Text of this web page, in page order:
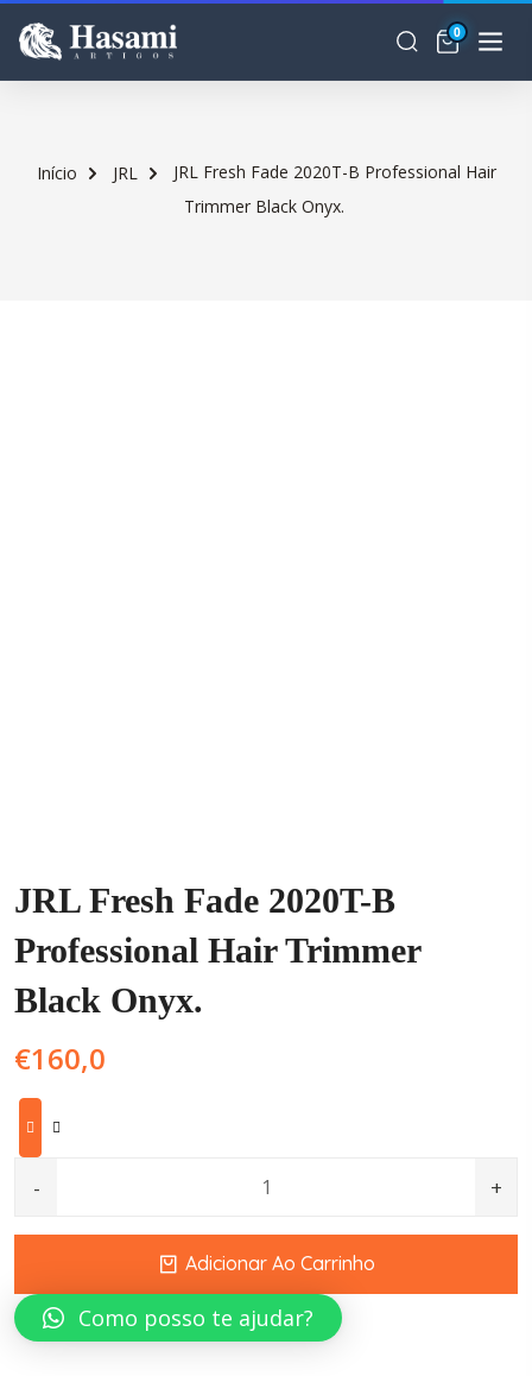
0
Início JRL
JRL Fresh Fade 2020T-B Professional Hair
Trimmer Black Onyx.
JRL Fresh Fade 2020T-B
Professional Hair Trimmer
Black Onyx.
€160,0
JRL Fresh Fade 2020T-B Professional Hair Trimmer
Adicionar Ao Carrinho
Como posso te ajudar?